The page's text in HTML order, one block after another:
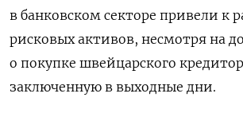
в банковском секторе привели к
рисковых активов, несмотря на
о покупке швейцарского
заключенную в выходные дни.